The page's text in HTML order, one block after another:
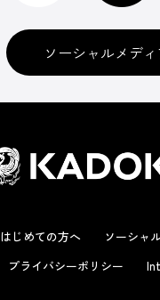
ソーシャルメデ
はじめての方へ ソーシャ
プライバシーポリシー